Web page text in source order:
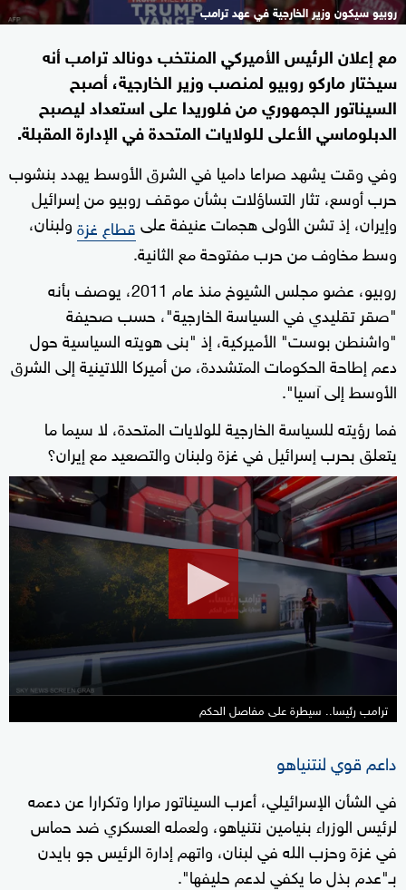
روبيو سيكون وزير الخارجية في عهد ترامب
مع إعلان الرئيس الأميركي المنتخب دونالد ترامب أنه
سيختار ماركو روبيو لمنصب وزير الخارجية، أصبح
السيناتور الجمهوري من فلوريدا على استعداد ليصبح
الدبلوماسي الأعلى للولايات المتحدة في الإدارة المقبلة.
وفي وقت يشهد صراعا داميا في الشرق الأوسط يهدد بنشوب
حرب أوسع، تثار التساؤلات بشأن موقف روبيو من إسرائيل
وإيران، إذ تشن الأولى هجمات عنيفة علىقطاع غزةولبنان،
وسط مخاوف من حرب مفتوحة مع الثانية.
روبيو، عضو مجلس الشيوخ منذ عام 2011، يوصف بأنه
"صقر تقليدي في السياسة الخارجية"، حسب صحيفة
"واشنطن بوست" الأميركية، إذ "بنى هويته السياسية حول
دعم إطاحة الحكومات المتشددة، من أميركا اللاتينية إلى الشرق
الأوسط إلى آسيا".
فما رؤيته للسياسة الخارجية للولايات المتحدة، لا سيما ما
يتعلق بحرب إسرائيل في غزة ولبنان والتصعيد مع إيران؟
0
seconds
of
minutes,
ترامب رئيسا.. سيطرة على مفاصل الحكم
داعم قوي لنتنياهو
في الشأن الإسرائيلي، أعرب السيناتور مرارا وتكرارا عن دعمه
لرئيس الوزراء بنيامين نتنياهو، ولعمله العسكري ضد حماس
في غزة وحزب الله في لبنان، واتهم إدارة الرئيس جو بايدن
بـ"عدم بذل ما يكفي لدعم حليفها".